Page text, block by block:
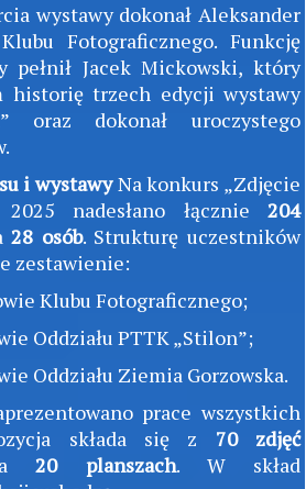
wystawy dokonał Aleksander
Fotograficznego. Funkcję
pełnił Jacek Mickowski, który
historię trzech edycji wystawy
oraz dokonał uroczystego
i wystawyNa konkurs „Zdjęcie
nadesłano łącznie 204
28 osób. Strukturę uczestników
zestawienie:
Klubu Fotograficznego;
Oddziału PTTK „Stilon”;
Oddziału Ziemia Gorzowska.
prace wszystkich
składa się z 70 zdjęć
na20 planszach. W skład